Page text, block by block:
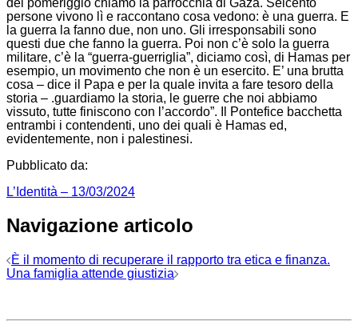
del pomeriggio chiamo la parrocchia di Gaza. Seicento
persone vivono lì e raccontano cosa vedono: è una guerra. E
la guerra la fanno due, non uno. Gli irresponsabili sono
questi due che fanno la guerra. Poi non c’è solo la guerra
militare, c’è la “guerra-guerriglia”, diciamo così, di Hamas per
esempio, un movimento che non è un esercito. E’ una brutta
cosa – dice il Papa e per la quale invita a fare tesoro della
storia – .guardiamo la storia, le guerre che noi abbiamo
vissuto, tutte finiscono con l’accordo”. Il Pontefice bacchetta
entrambi i contendenti, uno dei quali è Hamas ed,
evidentemente, non i palestinesi.
Pubblicato da:
L’Identità – 13/03/2024
Navigazione articolo
È il momento di recuperare il rapporto tra etica e finanza.
Una famiglia attende giustizia